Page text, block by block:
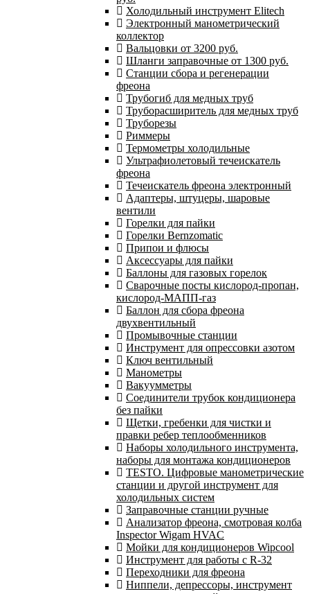
Холодильный инструмент Elitech
Электронный манометрический
коллектор
Вальцовки от 3200 руб.
Шланги заправочные от 1300 руб.
Станции сбора и регенерации
фреона
Трубогиб для медных труб
Труборасширитель для медных труб
Труборезы
Риммеры
Термометры холодильные
Ультрафиолетовый течеискатель
фреона
Течеискатель фреона электронный
Адаптеры, штуцеры, шаровые
вентили
Горелки для пайки
Горелки Bernzomatic
Припои и флюсы
Аксессуары для пайки
Баллоны для газовых горелок
Сварочные посты кислород-пропан,
кислород-МАПП-газ
Баллон для сбора фреона
двухвентильный
Промывочные станции
Инструмент для опрессовки азотом
Ключ вентильный
Манометры
Вакуумметры
Соединители трубок кондиционера
без пайки
Щетки, гребенки для чистки и
правки ребер теплообменников
Наборы холодильного инструмента,
наборы для монтажа кондиционеров
TESTO. Цифровые манометрические
станции и другой инструмент для
холодильных систем
Заправочные станции ручные
Анализатор фреона, смотровая колба
Inspector Wigam HVAC
Мойки для кондиционеров Wipcool
Инструмент для работы с R-32
Переходники для фреона
Ниппели, депрессоры, инструмент